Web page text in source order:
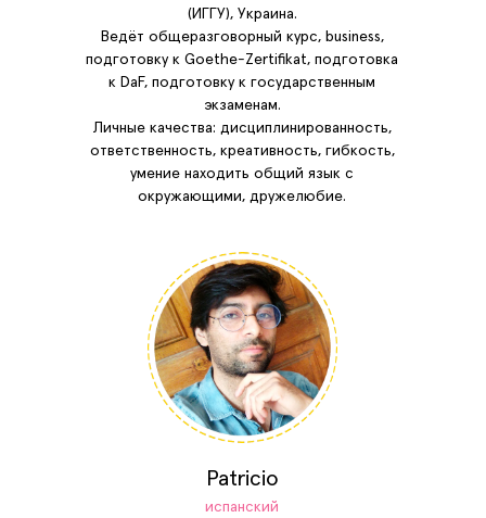
(ИГГУ), Украина.
Ведёт общеразговорный курс, business,
подготовку к Goethe-Zertifikat, подготовка
к DaF, подготовку к государственным
экзаменам.
Личные качества: дисциплинированность,
ответственность, креативность, гибкость,
умение находить общий язык с
окружающими, дружелюбие.
Patricio
испанский